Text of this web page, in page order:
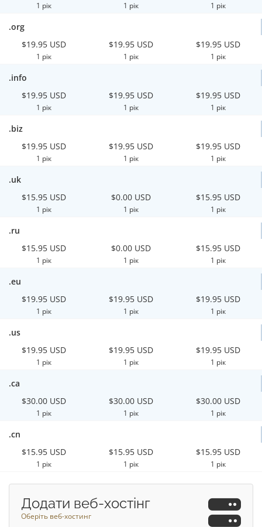
1 рік 1 рік 1 рік
.org
$19.95 USD
1 рік
$19.95 USD
1 рік
$19.95 USD
1 рік
.info
$19.95 USD
1 рік
$19.95 USD
1 рік
$19.95 USD
1 рік
.biz
$19.95 USD
1 рік
$19.95 USD
1 рік
$19.95 USD
1 рік
.uk
$15.95 USD
1 рік
$0.00 USD
1 рік
$15.95 USD
1 рік
.ru
$15.95 USD
1 рік
$0.00 USD
1 рік
$15.95 USD
1 рік
.eu
$19.95 USD
1 рік
$19.95 USD
1 рік
$19.95 USD
1 рік
.us
$19.95 USD
1 рік
$19.95 USD
1 рік
$19.95 USD
1 рік
.ca
$30.00 USD
1 рік
$30.00 USD
1 рік
$30.00 USD
1 рік
.cn
$15.95 USD
1 рік
$15.95 USD
1 рік
$15.95 USD
1 рік
Додати веб-хостінг
Оберіть веб-хостинг